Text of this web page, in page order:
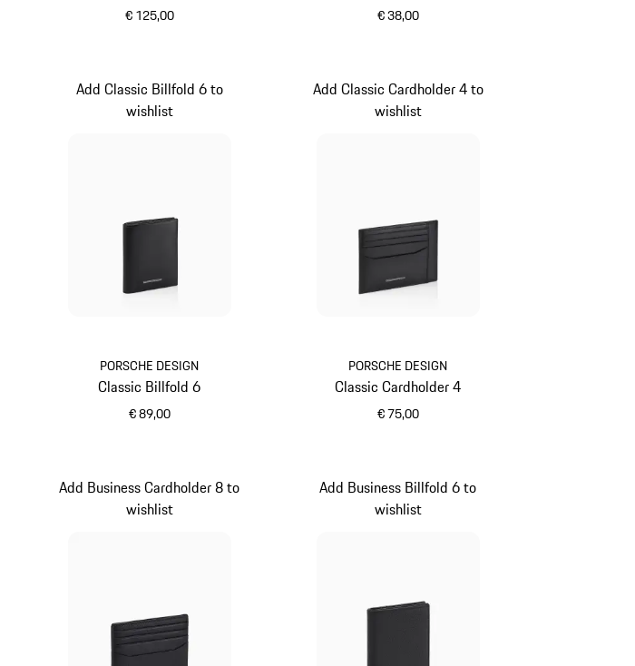
€ 125,00 € 38,00
PORSCHE DESIGN
Classic Billfold 6
€ 89,00
Add Classic Billfold 6 to
wishlist
PORSCHE DESIGN
Classic Cardholder 4
€ 75,00
Add Classic Cardholder 4 to
wishlist
Add Business Cardholder 8 to
wishlist
Add Business Billfold 6 to
wishlist